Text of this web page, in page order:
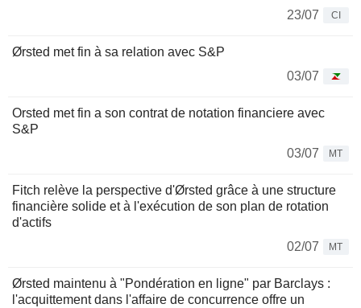
23/07
CI
Ørsted met fin à sa relation avec S&P
03/07
Orsted met fin a son contrat de notation financiere avec
S&P
03/07
MT
Fitch relève la perspective d'Ørsted grâce à une structure
financière solide et à l'exécution de son plan de rotation
d'actifs
02/07
MT
Ørsted maintenu à "Pondération en ligne" par Barclays :
l'acquittement dans l'affaire de concurrence offre un